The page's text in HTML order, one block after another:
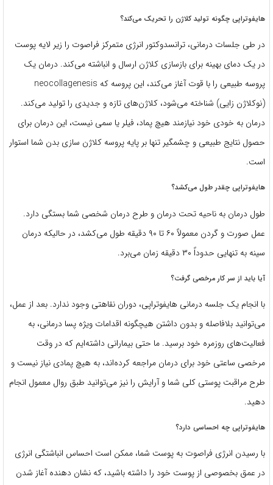
هایفوتراپی چگونه تولید کلاژن را تحریک می‌کند؟
در طی جلسات درمانی، ترانسدوکتور انرژی متمرکز فراصوت را زیر لایه پوست
در یک دمای بهینه برای بازسازی کلاژن ارسال و انباشته می‌کند. درمان یک
پروسه طبیعی را با قوت آغاز می‌کند، این پروسه که neocollagenesis
(نوکلاژن زایی) شناخته می‌شود، کلاژن‌های تازه و جدیدی را تولید می‌کند.
درمان به خودی خود نیازمند هیچ پماد، فیلر یا سمی نیست، این درمان برای
حصول نتایج طبیعی و چشمگیر تنها بر پایه پروسه کلاژن سازی بدن شما استوار
است.
هایفوتراپی چقدر طول می‌کشد؟
طول درمان به ناحیه تحت درمان و طرح درمان شخصی شما بستگی دارد.
عمل صورت و گردن معمولاً ۶۰ تا ۹۰ دقیقه طول می‌کشد، در حالیکه درمان
سینه به تنهایی حدوداً ۳۰ دقیقه زمان می‌برد.
آیا باید از سر کار مرخصی گرفت؟
با انجام یک جلسه درمانی هایفوتراپی، دوران نقاهتی وجود ندارد. بعد از عمل،
می‌توانید بلافاصله و بدون داشتن هیچگونه اقدامات ویژه پسا درمانی، به
فعالیت‌های روزمره خود برسید. ما حتی بیمارانی داشته‌ایم که در وقت
مرخصی ساعتی خود برای درمان مراجعه کرده‌اند، به هیچ پمادی نیاز نیست و
طرح مراقبت پوستی کلی شما و آرایش را نیز می‌توانید طبق روال معمول انجام
دهید.
هایفوتراپی چه احساسی دارد؟
با رسیدن انرژی فراصوت به پوست شما، ممکن است احساس انباشتگی انرژی
در عمق بخصوصی از پوست خود را داشته باشید، که نشان دهنده آغاز شدن